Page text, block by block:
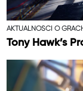
AKTUALNOŚCI O
Tony Hawk’s